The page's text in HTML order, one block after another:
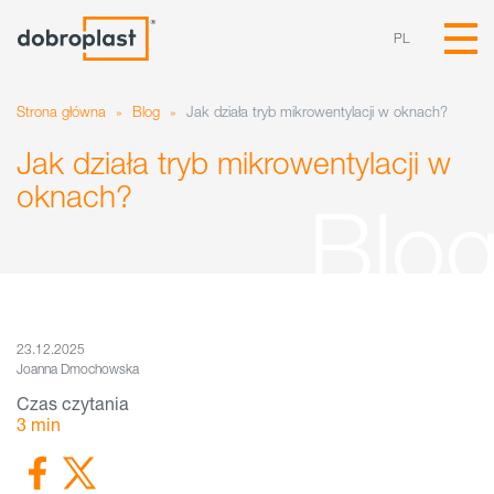
PL
Strona główna » Blog » Jak działa tryb mikrowentylacji w oknach?
Jak działa tryb mikrowentylacji w
oknach?
23.12.2025
Joanna Dmochowska
Czas czytania
3 min